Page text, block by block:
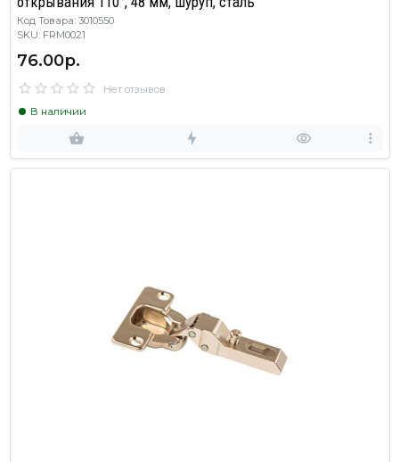
Код Товара: 3010550
SKU: FRM0021
76.00р.
Нет отзывов
В наличии